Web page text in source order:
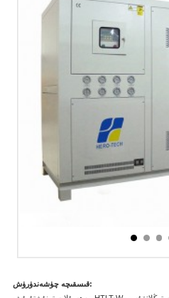
قىسقىچە چۈشەندۈرۈش: